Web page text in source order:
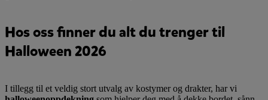
Hos oss finner du alt du trenger til
Halloween 2026
I tillegg til et veldig stort utvalg av kostymer og drakter, har vi